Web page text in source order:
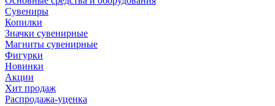
Сувениры
Копилки
Значки сувенирные
Магниты сувенирные
Фигурки
Новинки
Акции
Хит продаж
Распродажа-уценка